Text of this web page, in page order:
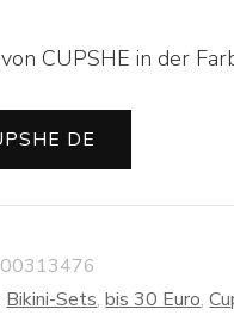
CUPSHE in der
DE
Bikini-Sets,bis 30 Euro,